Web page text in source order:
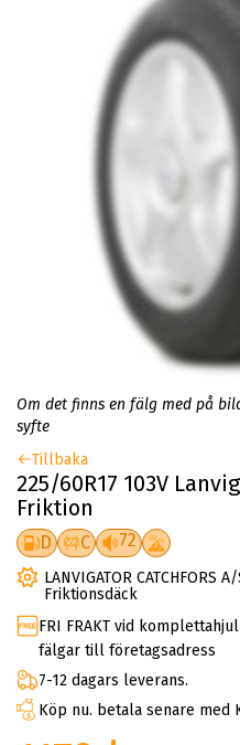
Om det finns en fälg med på
syfte
Tillbaka
225/60R17 103V
Friktion
D C 72
LANVIGATOR CATCHFORS
Friktionsdäck
FRI FRAKT vid
fälgar till företagsadress
7-12 dagars leverans.
Köp nu. betala senare med